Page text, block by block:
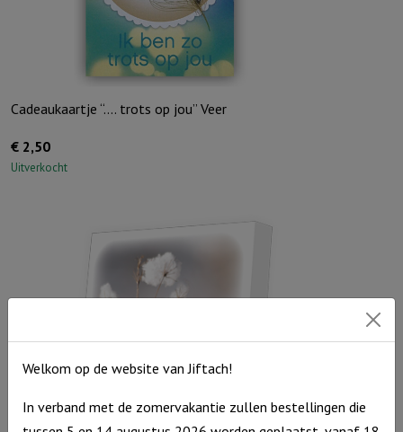
Cadeaukaartje “…. trots op jou” Veer
€ 2,50
Uitverkocht
Welkom op de website van Jiftach!
In verband met de zomervakantie zullen bestellingen die